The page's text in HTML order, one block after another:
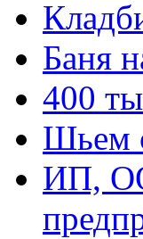
Баня
400
Шьем
ИП,